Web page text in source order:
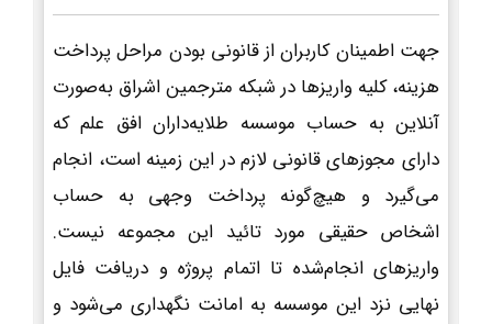
جهت اطمینان کاربران از قانونی بودن مراحل پرداخت
هزینه، کلیه واریزها در شبکه مترجمین اشراق به‌صورت
آنلاین به حساب موسسه طلایه‌داران افق علم که
دارای مجوزهای قانونی لازم در این زمینه است، انجام
می‌گیرد و هیچ‌گونه پرداخت وجهی به حساب
اشخاص حقیقی مورد تائید این مجموعه نیست.
واریزهای انجام‌شده تا اتمام پروژه و دریافت فایل
نهایی نزد این موسسه به امانت نگهداری می‌شود و